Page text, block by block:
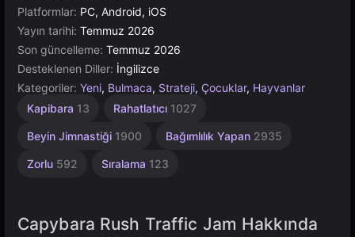
Platformlar: PC, Android, iOS
Yayın tarihi: Temmuz 2026
Son güncelleme: Temmuz 2026
Desteklenen Diller: İngilizce
Kategoriler: Yeni, Bulmaca, Strateji, Çocuklar, Hayvanlar
Kapibara 13 Rahatlatıcı 1027
Beyin Jimnastiği 1900 Bağımlılık Yapan 2935
Zorlu 592 Sıralama 123
Sevimli
Capybara Rush Traffic Jam Hakkında